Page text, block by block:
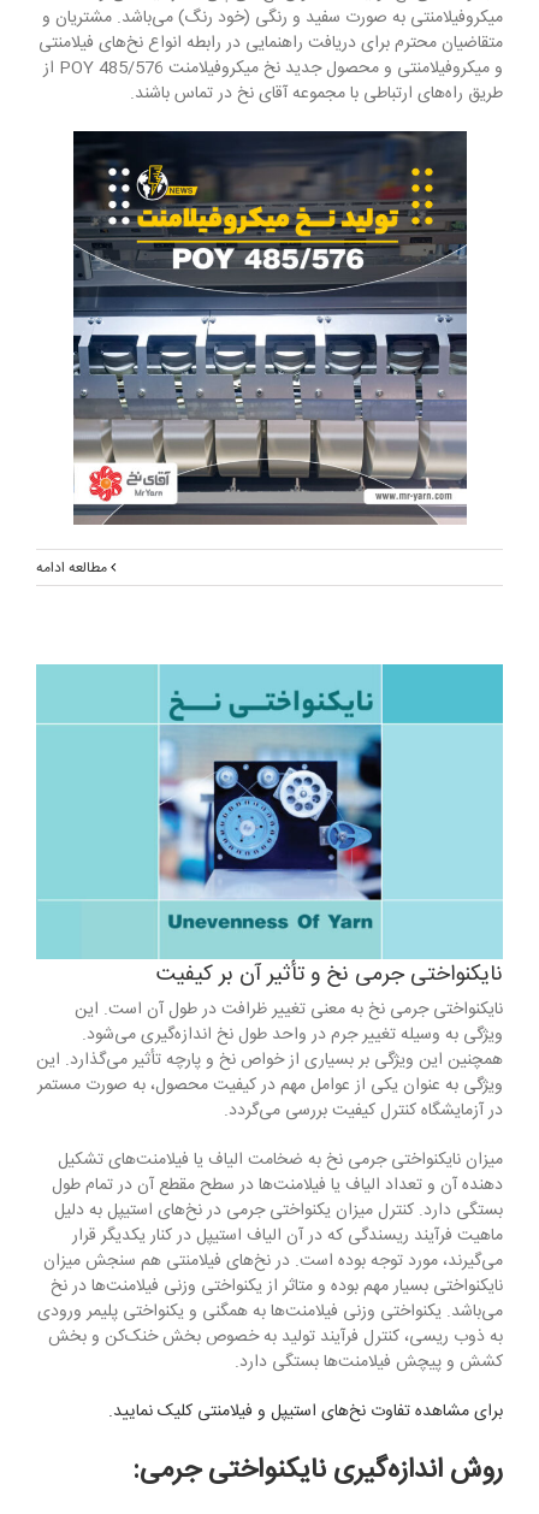
میکروفیلامنتی به صورت سفید و رنگی (خود رنگ) می‌باشد. مشتریان و
متقاضیان محترم برای دریافت راهنمایی در رابطه انواع نخ‌های فیلامنتی
و میکروفیلامنتی و محصول جدید نخ میکروفیلامنت 485/576 POY از
طریق راه‌های ارتباطی با مجموعه آقای نخ در تماس باشند.
مطالعه ادامه
نایکنواختی جرمی نخ و تأثیر آن بر کیفیت
نایکنواختی جرمی نخ به معنی تغییر ظرافت در طول آن است. این
ویژگی به وسیله تغییر جرم در واحد طول نخ اندازه‌گیری می‌شود.
همچنین این ویژگی بر بسیاری از خواص نخ و پارچه تأثیر می‌گذارد. این
ویژگی به عنوان یکی از عوامل مهم در کیفیت محصول، به صورت مستمر
در آزمایشگاه کنترل کیفیت بررسی می‌گردد.
میزان نایکنواختی جرمی نخ به ضخامت الیاف یا فیلامنت‌های تشکیل
دهنده آن و تعداد الیاف یا فیلامنت‌ها در سطح مقطع آن در تمام طول
بستگی دارد. کنترل میزان یکنواختی جرمی در نخ‌های استیپل به دلیل
ماهیت فرآیند ریسندگی که در آن الیاف استیپل در کنار یکدیگر قرار
می‌گیرند، مورد توجه بوده است. در نخ‌های فیلامنتی هم سنجش میزان
نایکنواختی بسیار مهم بوده و متاثر از یکنواختی وزنی فیلامنت‌ها در نخ
می‌باشد. یکنواختی وزنی فیلامنت‌ها به همگنی و یکنواختی پلیمر ورودی
به ذوب ریسی، کنترل فرآیند تولید به خصوص بخش‌ خنک‌کن و بخش
کشش و پیچش فیلامنت‌ها بستگی دارد.
برای مشاهده تفاوت‌ نخ‌های استیپل و فیلامنتی کلیک نمایید.
روش اندازه‌گیری نایکنواختی جرمی: